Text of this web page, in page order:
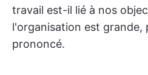
travail est-il lié à nos
l'organisation est grande,
prononcé.